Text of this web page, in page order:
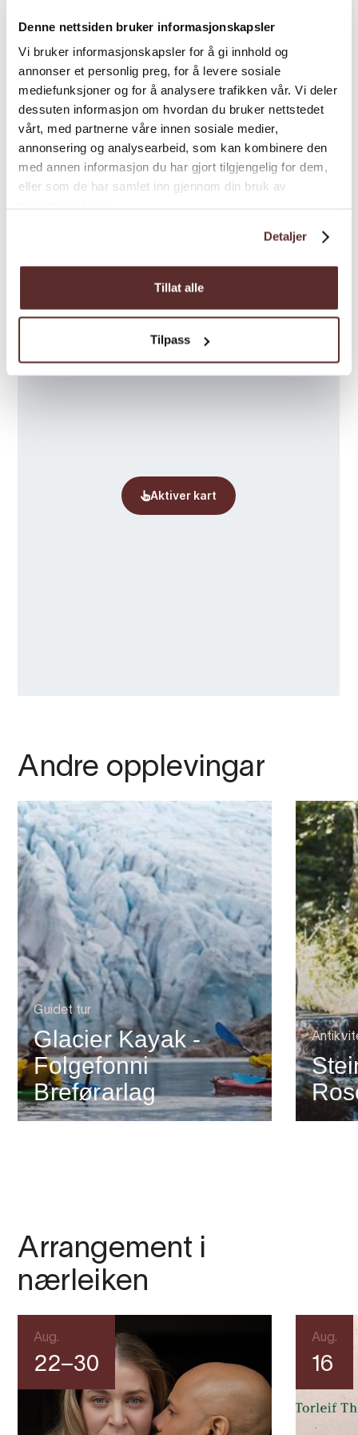
Denne nettsiden bruker informasjonskapsler
Vi bruker informasjonskapsler for å gi innhold og
annonser et personlig preg, for å levere sosiale
mediefunksjoner og for å analysere trafikken vår. Vi deler
dessuten informasjon om hvordan du bruker nettstedet
vårt, med partnerne våre innen sosiale medier,
annonsering og analysearbeid, som kan kombinere den
med annen informasjon du har gjort tilgjengelig for dem,
eller som de har samlet inn gjennom din bruk av
Detaljer
Tillat alle
Tilpass
Rosendal Hyttetun er eit flott utgangspunkt
for turar og besøk til attraksjonar i området.
Kart
Andre opplevingar
Guidet tur
Glacier Kayak -
Folgefonni
Breførarlag
Arrangement i
nærleiken
Aug.
22–30
Aug.
16